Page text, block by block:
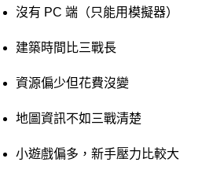
沒有 PC 端（只能用模擬器）
建築時間比三戰長
資源偏少但花費沒變
地圖資訊不如三戰清楚
小遊戲偏多，新手壓力比較大